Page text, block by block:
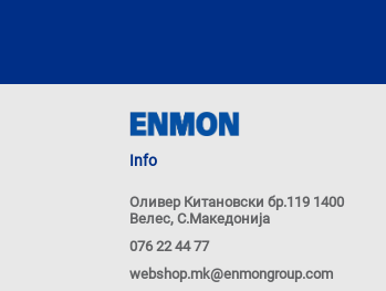
Info
Оливер Китановски бр.119 1400
Велес, С.Македонија
076 22 44 77
webshop.mk@enmongroup.com